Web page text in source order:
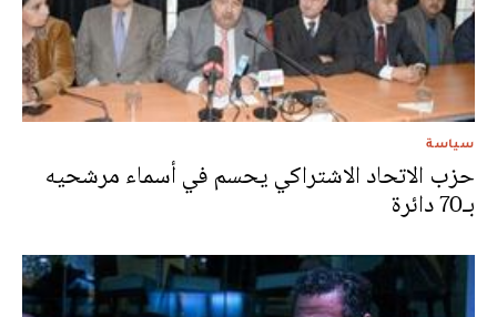
سياسة
حزب الاتحاد الاشتراكي يحسم في أسماء مرشحيه
بـ70 دائرة